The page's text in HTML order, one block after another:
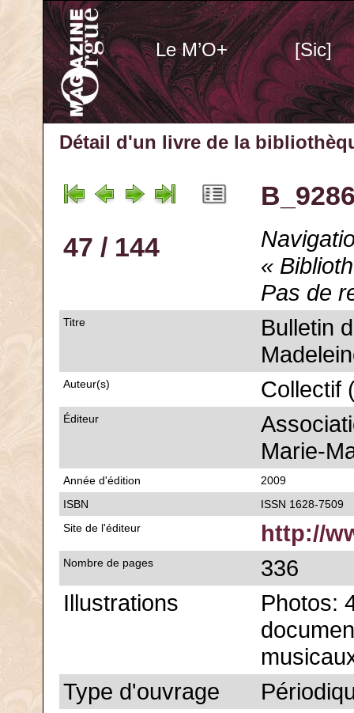
Le M’O+ [Sic]
Détail d'un livre de la
47 / 144
«
Pas de
Titre
Bulletin
Auteur(s) Collectif
Éditeur
Marie-
Année d'édition
2009
ISBN
ISSN 1628-7509
Site de l'éditeur
http://
Nombre de pages
336
Illustrations
Photos:
Type d'ouvrage